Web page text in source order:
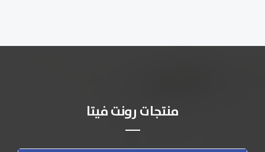
منتجات رونت فيتا